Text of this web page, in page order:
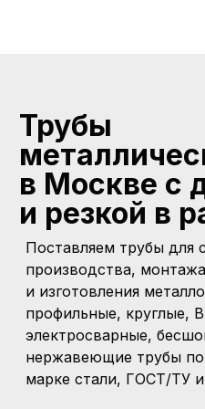
Поставляем трубы для
производства,
и изготовления
профильные, круглые,
электросварные,
нержавеющие трубы по
марке стали, ГОСТ/ТУ
Трубы
в Москве с
и резкой в